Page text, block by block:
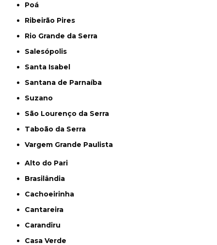
Poá
Ribeirão Pires
Rio Grande da Serra
Salesópolis
Santa Isabel
Santana de Parnaíba
Suzano
São Lourenço da Serra
Taboão da Serra
Vargem Grande Paulista
Alto do Pari
Brasilândia
Cachoeirinha
Cantareira
Carandiru
Casa Verde